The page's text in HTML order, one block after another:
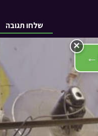
שלחו תגובה
←
×